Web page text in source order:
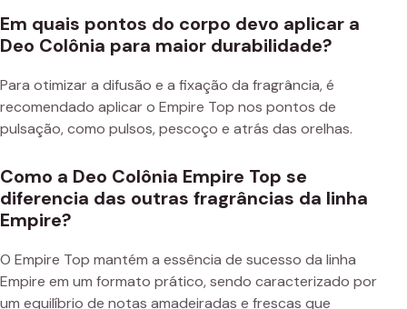
Em quais pontos do corpo devo aplicar a
Deo Colônia para maior durabilidade?
Para otimizar a difusão e a fixação da fragrância, é
recomendado aplicar o Empire Top nos pontos de
pulsação, como pulsos, pescoço e atrás das orelhas.
Como a Deo Colônia Empire Top se
diferencia das outras fragrâncias da linha
Empire?
O Empire Top mantém a essência de sucesso da linha
Empire em um formato prático, sendo caracterizado por
um equilíbrio de notas amadeiradas e frescas que